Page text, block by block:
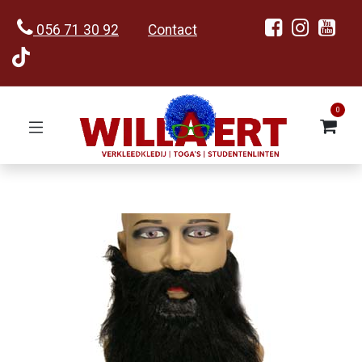
056 71 30 92 Contact
0